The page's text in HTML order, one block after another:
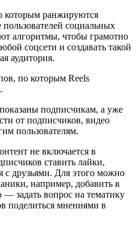
которым ранжируются
социальных
алгоритмы, чтобы грамотно
соцсети и создавать такой
аудитория.
по которым Reels
подписчикам, а уже
от подписчиков, видео
пользователям.
не включается в
ставить лайки,
с друзьями. Для этого можно
например, добавить в
— задать вопрос на тематику
поделиться мнениями в